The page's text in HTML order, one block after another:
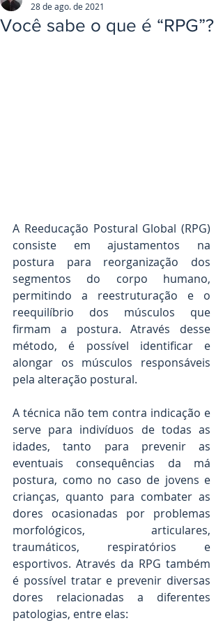
Você sabe o que é “RPG”?
28 de ago. de 2021
A Reeducação Postural Global (RPG)
consiste em ajustamentos na
postura para reorganização dos
segmentos do corpo humano,
permitindo a reestruturação e o
reequilíbrio dos músculos que
firmam a postura. Através desse
método, é possível identificar e
alongar os músculos responsáveis
pela alteração postural.
A técnica não tem contra indicação e
serve para indivíduos de todas as
idades, tanto para prevenir as
eventuais consequências da má
postura, como no caso de jovens e
crianças, quanto para combater as
dores ocasionadas por problemas
morfológicos, articulares,
traumáticos, respiratórios e
esportivos. Através da RPG também
é possível tratar e prevenir diversas
dores relacionadas a diferentes
patologias, entre elas: